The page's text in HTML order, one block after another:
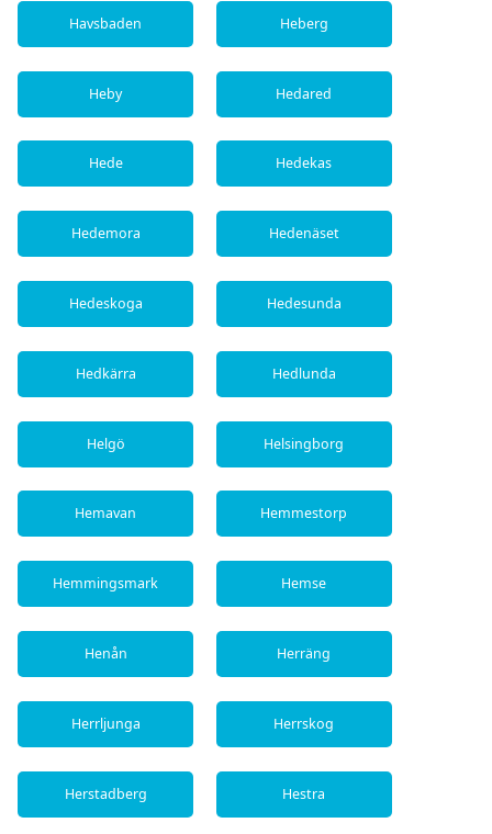
Havsbaden Heberg
Heby Hedared
Hede Hedekas
Hedemora Hedenäset
Hedeskoga Hedesunda
Hedkärra Hedlunda
Helgö Helsingborg
Hemavan Hemmestorp
Hemmingsmark Hemse
Henån Herräng
Herrljunga Herrskog
Herstadberg Hestra